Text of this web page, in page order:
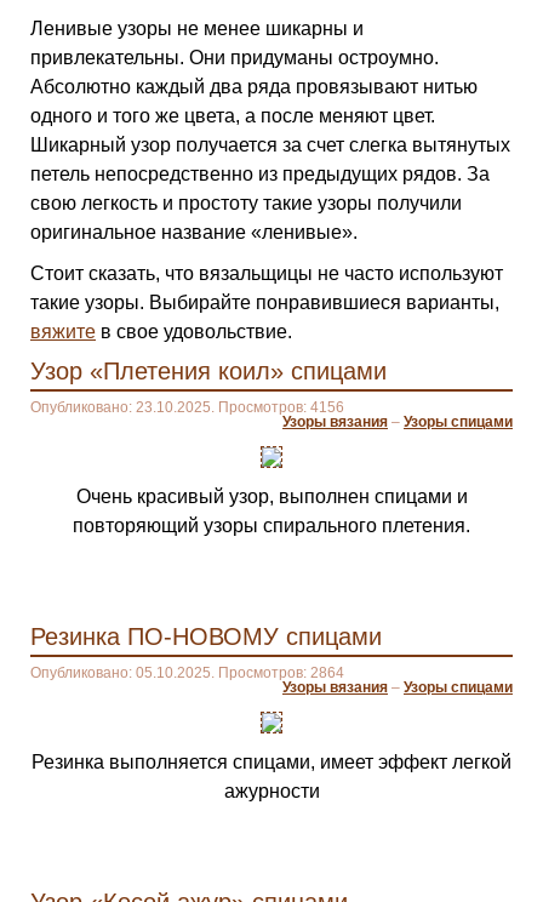
Ленивые узоры не менее шикарны и
привлекательны. Они придуманы остроумно.
Абсолютно каждый два ряда провязывают нитью
одного и того же цвета, а после меняют цвет.
Шикарный узор получается за счет слегка вытянутых
петель непосредственно из предыдущих рядов. За
свою легкость и простоту такие узоры получили
оригинальное название «ленивые».
Стоит сказать, что вязальщицы не часто используют
такие узоры. Выбирайте понравившиеся варианты,
вяжите в свое удовольствие.
Узор «Плетения коил» спицами
Опубликовано: 23.10.2025. Просмотров: 4156
Узоры вязания – Узоры спицами
Очень красивый узор, выполнен спицами и
повторяющий узоры спирального плетения.
Резинка ПО-НОВОМУ спицами
Опубликовано: 05.10.2025. Просмотров: 2864
Узоры вязания – Узоры спицами
Резинка выполняется спицами, имеет эффект легкой
ажурности